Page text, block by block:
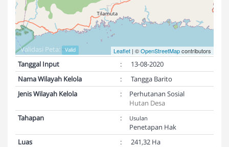
Leaflet | ©OpenStreetMapcontributors
Validasi Peta: Valid
Tanggal Input :
13-08-2020
Nama Wilayah Kelola
:
Tangga Barito
Jenis Wilayah Kelola
:
Perhutanan Sosial
Hutan Desa
Tahapan
: Usulan
Penetapan Hak
Luas
:
241,32 Ha